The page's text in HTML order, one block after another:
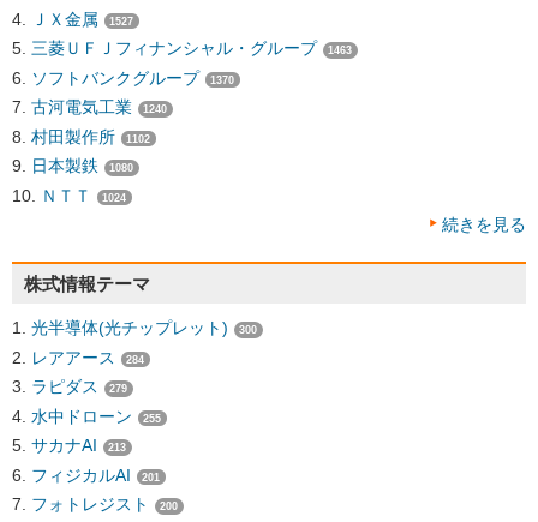
ＪＸ金属 1527
三菱ＵＦＪフィナンシャル・グループ 1463
ソフトバンクグループ 1370
古河電気工業 1240
村田製作所 1102
日本製鉄 1080
ＮＴＴ 1024
続きを見る
株式情報テーマ
光半導体(光チップレット) 300
レアアース 284
ラピダス 279
水中ドローン 255
サカナAI 213
フィジカルAI 201
フォトレジスト 200